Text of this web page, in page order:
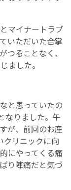
マイナートラブ
いただいた合掌
つることなく、
ました。
と思っていたの
なりました。午
が、前回のお産
クリニックに向
にやってくる痛
り陣痛だと気づ
される方へ